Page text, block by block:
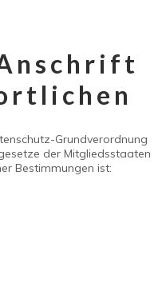
Grundverordnung
der Mitgliedsstaaten
Bestimmungen ist: